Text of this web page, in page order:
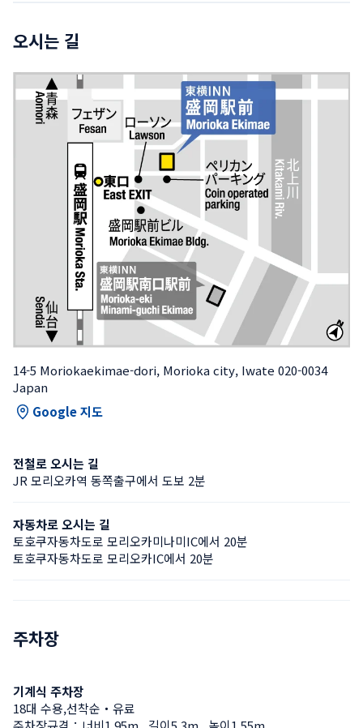
오시는 길
14-5 Moriokaekimae-dori, Morioka city, Iwate 020-0034
Japan
Google 지도
전철로 오시는 길
JR 모리오카역 동쪽출구에서 도보 2분
자동차로 오시는 길
토호쿠자동차도로 모리오카미나미IC에서 20분
토호쿠자동차도로 모리오카IC에서 20분
주차장
기계식 주차장
18대 수용,선착순・유료